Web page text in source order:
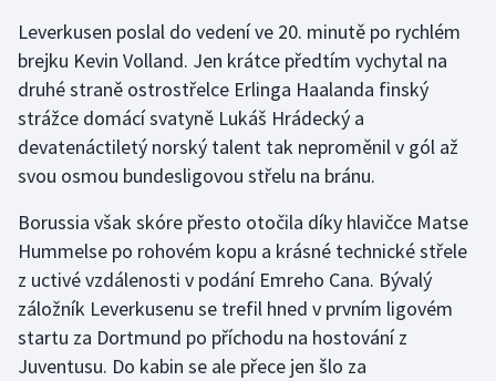
Rychlobruslení
Rychlostní kanoistika
Short track
Sportovní střelba
Stolní tenis
Triatlon
Veslování
Leverkusen poslal do vedení ve 20. minutě po rychlém
brejku Kevin Volland. Jen krátce předtím vychytal na
druhé straně ostrostřelce Erlinga Haalanda finský
strážce domácí svatyně Lukáš Hrádecký a
devatenáctiletý norský talent tak neproměnil v gól až
svou osmou bundesligovou střelu na bránu.
Borussia však skóre přesto otočila díky hlavičce Matse
Hummelse po rohovém kopu a krásné technické střele
z uctivé vzdálenosti v podání Emreho Cana. Bývalý
záložník Leverkusenu se trefil hned v prvním ligovém
startu za Dortmund po příchodu na hostování z
Juventusu. Do kabin se ale přece jen šlo za